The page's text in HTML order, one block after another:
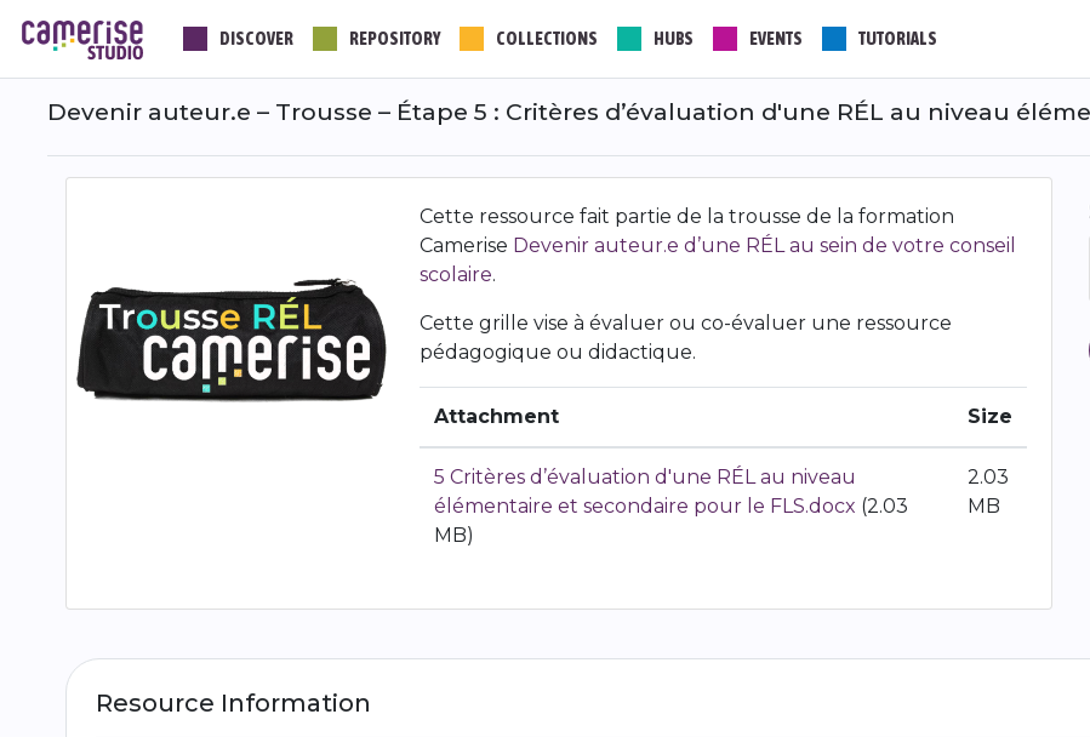
main
content
DISCOVER REPOSITORY COLLECTIONS HUBS EVENTS TUTORIALS
Devenir auteur.e – Trousse – Étape 5 : Critères d’évaluation d'une RÉL au niveau
Cette ressource fait partie de la trousse de la formation
Camerise Devenir auteur.e d’une RÉL au sein de votre conseil
scolaire.
Cette grille vise à évaluer ou co-évaluer une ressource
pédagogique ou didactique.
Attachment Size
5 Critères d’évaluation d'une RÉL au niveau
élémentaire et secondaire pour le FLS.docx (2.03
MB)
2.03
MB
Resource Information